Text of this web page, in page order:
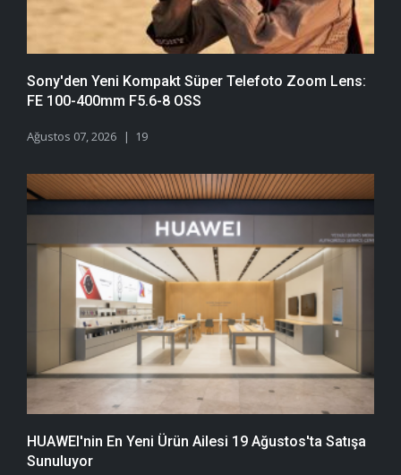
Sony'den Yeni Kompakt Süper Telefoto Zoom Lens:
FE 100-400mm F5.6-8 OSS
Ağustos 07, 2026 19
HUAWEI'nin En Yeni Ürün Ailesi 19 Ağustos'ta Satışa
Sunuluyor